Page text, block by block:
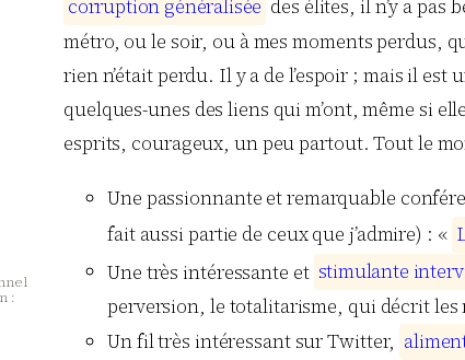
corruption généralisée des élites, il n’y a pas
métro, ou le soir, ou à mes moments perdus,
rien n’était perdu. Il y a de l’espoir ; mais il
quelques-unes des liens qui m’ont, même si
esprits, courageux, un peu partout. Tout le
Une passionnante et remarquable
fait aussi partie de ceux que j’admire) : «
Une très intéressante et stimulante interv
:
perversion, le totalitarisme, qui décrit les
Un fil très intéressant sur Twitter, alimen